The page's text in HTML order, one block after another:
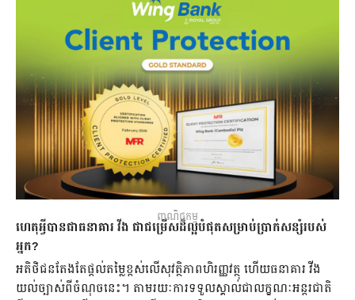
ពាណិជ្ជកម្ម
ហេតុអ្វីបានជាធនាគារ វីង ជាជម្រើសដ៏ល្អបំផុតសម្រាប់ប្រាក់សន្សំរបស់
អ្នក?
អតិថិជនតែងតែផ្តល់តម្លៃខ្ពស់លើសុវត្ថិភាពហិរញ្ញវត្ថុ ហើយធនាគារ វីង
យល់ច្បាស់ពីចំណុចនេះ។ តាមរយៈការទទួលស្គាល់ជាលក្ខណៈអន្តរជាតិ